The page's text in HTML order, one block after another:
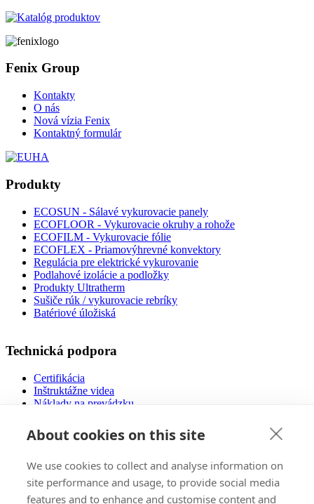
Fenix Group
Kontakty
O nás
Nová vízia Fenix
Kontaktný formulár
Produkty
ECOSUN - Sálavé vykurovacie panely
ECOFLOOR - Vykurovacie okruhy a rohože
ECOFILM - Vykurovacie fólie
ECOFLEX - Priamovýhrevné konvektory
Regulácia pre elektrické vykurovanie
Podlahové izolácie a podložky
Produkty Ultratherm
Sušiče rúk / vykurovacie rebríky
Batériové úložiská
Technická podpora
Certifikácia
Inštruktážne videa
Náklady na prevádzku
Návrh podlahového vykurovania
Súbory na stiahnutie
Nízkoenergetické domy
About cookies on this site
We use cookies to collect and analyse information on
site performance and usage, to provide social media
features and to enhance and customise content and